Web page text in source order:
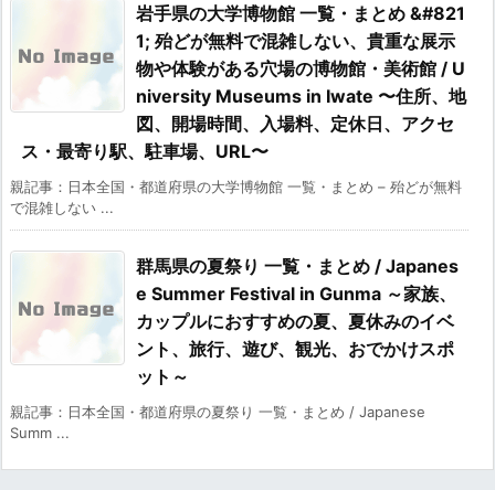
岩手県の大学博物館 一覧・まとめ &#821
1; 殆どが無料で混雑しない、貴重な展示
物や体験がある穴場の博物館・美術館 / U
niversity Museums in Iwate 〜住所、地
図、開場時間、入場料、定休日、アクセ
ス・最寄り駅、駐車場、URL〜
親記事：日本全国・都道府県の大学博物館 一覧・まとめ – 殆どが無料
で混雑しない ...
群馬県の夏祭り 一覧・まとめ / Japanes
e Summer Festival in Gunma ～家族、
カップルにおすすめの夏、夏休みのイベ
ント、旅行、遊び、観光、おでかけスポ
ット～
親記事：日本全国・都道府県の夏祭り 一覧・まとめ / Japanese
Summ ...